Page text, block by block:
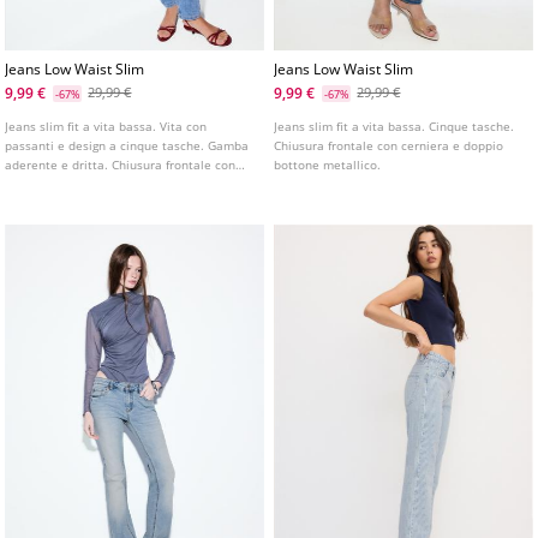
Jeans Low Waist Slim
9,99 €
-67% 29,99 €
Jeans slim fit a vita bassa. Vita con
passanti e design a cinque tasche. Gamba
aderente e dritta. Chiusura frontale con
Jeans Low Waist Slim
9,99 €
-67% 29,99 €
Jeans slim fit a vita bassa. Cinque tasche.
Chiusura frontale con cerniera e doppio
bottone metallico.